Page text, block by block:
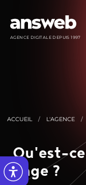
AGENCE DIGITALE DEPUIS 1997
ACCUEIL L'AGENCE
Qu'est-
page ?